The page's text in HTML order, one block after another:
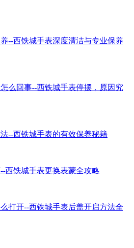
--西铁城手表深度清洁与专业保养
么回事--西铁城手表停摆，原因究
--西铁城手表的有效保养秘籍
西铁城手表更换表蒙全攻略
打开--西铁城手表后盖开启方法全